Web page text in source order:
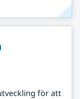
för att